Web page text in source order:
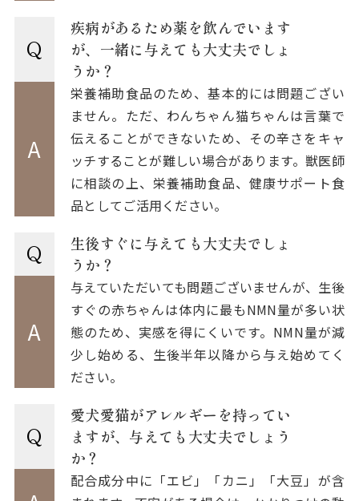
Q
疾病があるため薬を飲んでいます
が、一緒に与えても大丈夫でしょ
うか？
A
栄養補助食品のため、基本的には問題ござい
ません。ただ、わんちゃん猫ちゃんは言葉で
伝えることができないため、その辛さをキャ
ッチすることが難しい場合があります。獣医師
に相談の上、栄養補助食品、健康サポート食
品としてご活用ください。
Q
生後すぐに与えても大丈夫でしょ
うか？
A
与えていただいても問題ございませんが、生後
すぐの赤ちゃんは体内に最もNMN量が多い状
態のため、実感を得にくいです。NMN量が減
少し始める、生後半年以降から与え始めてく
ださい。
Q
愛犬愛猫がアレルギーを持ってい
ますが、与えても大丈夫でしょう
か？
配合成分中に「エビ」「カニ」「大豆」が含